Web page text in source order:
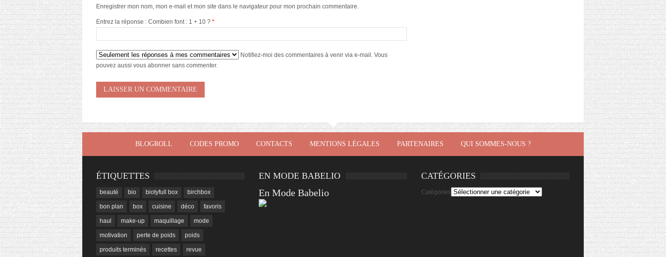
Enregistrer mon nom, mon e-mail et mon site dans le navigateur pour mon prochain commentaire.
Entrez la réponse : Combien font : 1 + 10 ? *
Notifiez-moi des commentaires à venir via e-mail. Vous
pouvez aussi vous abonner sans commenter.
BLOGROLL CODES PROMO CONTACTS MENTIONS LÉGALES PARTENAIRES QUI SOMMES-NOUS ?
ÉTIQUETTES
beauté bio biotyfull box birchbox
bon plan box cuisine déco favoris
haul make-up maquillage mode
motivation perte de poids poids
produits terminés recettes revue
EN MODE BABELIO
En Mode Babelio
CATÉGORIES
Catégories